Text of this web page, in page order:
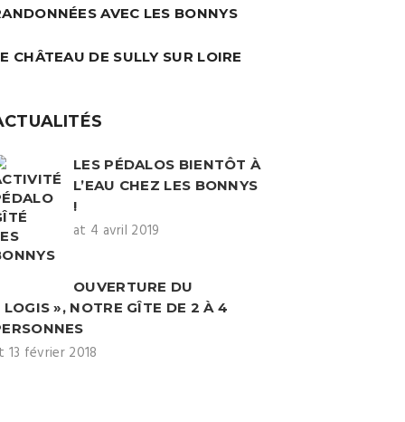
AVEC LES BONNYS
CHÂTEAU DE SULLY SUR LOIRE
LES PÉDALOS BIENTÔT À
L’EAU CHEZ LES BONNYS
!
at 4 avril 2019
OUVERTURE DU
LOGIS », NOTRE GÎTE DE 2 À 4
13 février 2018